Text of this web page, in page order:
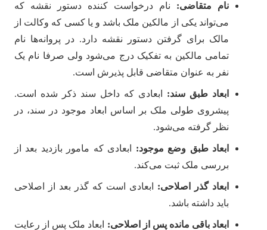
نام متقاضی: نام درخواست کننده دستور نقشه که
می‌تواند یکی از مالکین ملک باشد و یا کسی که وکالت از
مالک برای گرفتن دستور نقشه دارد. در پروانه‌ها نام
تمامی مالکین به تفکیک درج می‌شود ولی صرفا نام یک
نفر به عنوان متقاضی قابل پذیرش است.
ابعاد طبق سند: ابعادی که داخل سند ذکر شده است.
پیشروی طولی ملک بر اساس ابعاد موجود در سند، در
نظر گرفته می‌شود.
ابعاد طبق وضع موجود: ابعادی که مامور بازدید بعد از
بررسی ملک ثبت می‌کند.
ابعاد گذر اصلاحی: ابعادی است که گذر بعد از اصلاحی
باید داشته باشد.
ابعاد باقی مانده پس از اصلاحی: ابعاد ملک پس از رعایت